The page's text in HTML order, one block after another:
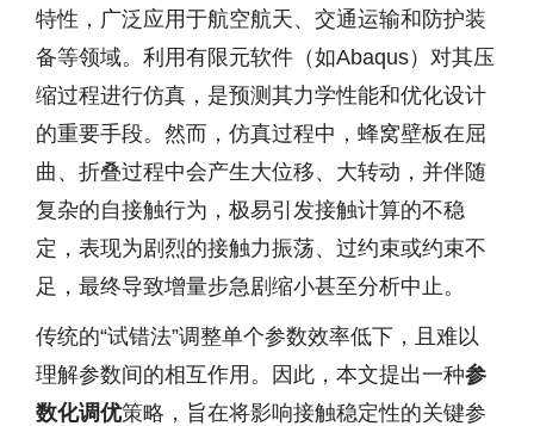
特性，广泛应用于航空航天、交通运输和防护装
备等领域。利用有限元软件（如Abaqus）对其压
缩过程进行仿真，是预测其力学性能和优化设计
的重要手段。然而，仿真过程中，蜂窝壁板在屈
曲、折叠过程中会产生大位移、大转动，并伴随
复杂的自接触行为，极易引发接触计算的不稳
定，表现为剧烈的接触力振荡、过约束或约束不
足，最终导致增量步急剧缩小甚至分析中止。
传统的“试错法”调整单个参数效率低下，且难以
理解参数间的相互作用。因此，本文提出一种参
数化调优策略，旨在将影响接触稳定性的关键参